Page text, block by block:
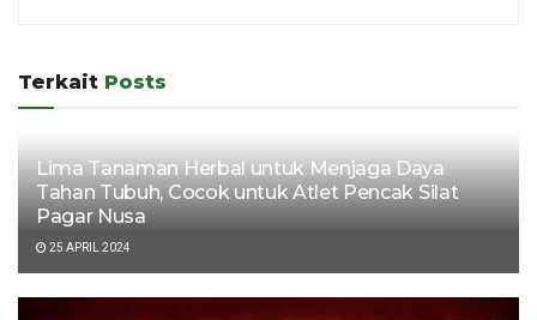
Terkait Posts
Lima Tanaman Herbal untuk Menjaga Daya
Tahan Tubuh, Cocok untuk Atlet Pencak Silat
Pagar Nusa
25 APRIL 2024